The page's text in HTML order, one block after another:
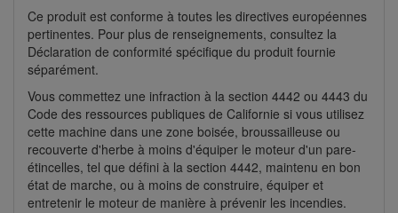
Ce produit est conforme à toutes les directives européennes
pertinentes. Pour plus de renseignements, consultez la
Déclaration de conformité spécifique du produit fournie
séparément.
Vous commettez une infraction à la section 4442 ou 4443 du
Code des ressources publiques de Californie si vous utilisez
cette machine dans une zone boisée, broussailleuse ou
recouverte d'herbe à moins d'équiper le moteur d'un pare-
étincelles, tel que défini à la section 4442, maintenu en bon
état de marche, ou à moins de construire, équiper et
entretenir le moteur de manière à prévenir les incendies.